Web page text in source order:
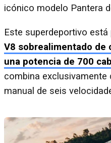
icónico modelo Pantera
Este superdeportivo
V8 sobrealimentado de
una potencia de 700
combina
manual de seis